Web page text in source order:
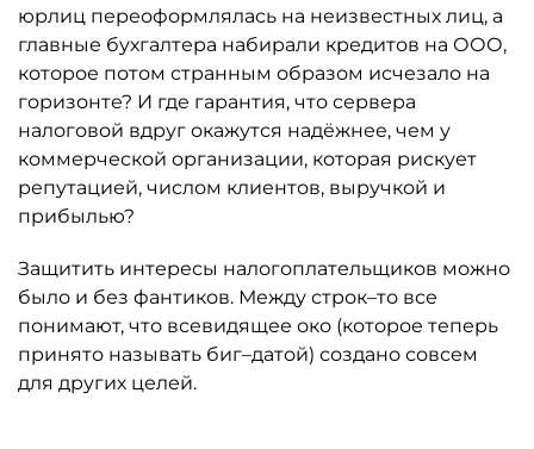
юрлиц переоформлялась на неизвестных лиц, а
главные бухгалтера набирали кредитов на ООО,
которое потом странным образом исчезало на
горизонте? И где гарантия, что сервера
налоговой вдруг окажутся надёжнее, чем у
коммерческой организации, которая рискует
репутацией, числом клиентов, выручкой и
прибылью?
Защитить интересы налогоплательщиков можно
было и без фантиков. Между строк–то все
понимают, что всевидящее око (которое теперь
принято называть биг–датой) создано совсем
для других целей.